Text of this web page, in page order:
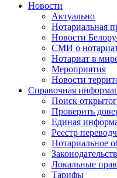
Новости
Актуально
Нотариальная
Новости
СМИ о
Нотариат в
Мероприятия
Новости
Справочная
Поиск
Проверить
Единая
Реестр
Нотариальное
Локальные
Тарифы